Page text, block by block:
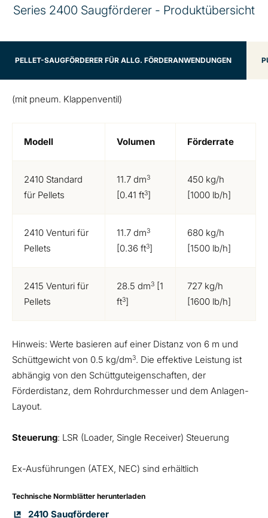
Series 2400 Saugförderer - Produktübersicht
PELLET-SAUGFÖRDERER FÜR ALLG. FÖRDERANWENDUNGEN
(mit pneum. Klappenventil)
Modell Volumen Förderrate
2410 Standard
für Pellets
11.7 dm3
[0.41 ft3]
450 kg/h
[1000 lb/h]
2410 Venturi für
Pellets
11.7 dm3
[0.36 ft3]
680 kg/h
[1500 lb/h]
2415 Venturi für
Pellets
28.5 dm3[1
ft3]
727 kg/h
[1600 lb/h]
Hinweis: Werte basieren auf einer Distanz von 6 m und
Schüttgewicht von 0.5 kg/dm3. Die effektive Leistung ist
abhängig von den Schüttguteigenschaften, der
Förderdistanz, dem Rohrdurchmesser und dem Anlagen-
Layout.
Steuerung: LSR (Loader, Single Receiver) Steuerung
Ex-Ausführungen (ATEX, NEC) sind erhältlich
Technische Normblätter herunterladen
2410 Saugförderer